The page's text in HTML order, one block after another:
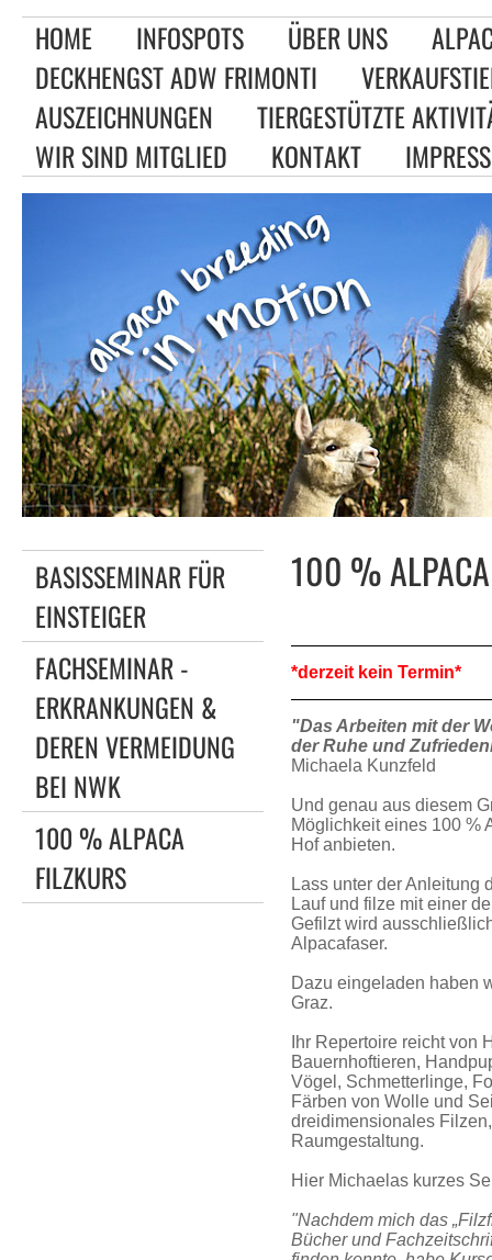
HOME INFOSPOTS ÜBER UNS
DECKHENGST ADW FRIMONTI
AUSZEICHNUNGEN
TIERGESTÜTZTE
WIR SIND MITGLIED
KONTAKT
BASISSEMINAR FÜR
EINSTEIGER
FACHSEMINAR -
ERKRANKUNGEN &
DEREN VERMEIDUNG
BEI NWK
100 % ALPACA
FILZKURS
100 %
*derzeit kein Termin*
"Das Arbeiten mit der
der Ruhe und
Michaela Kunzfeld
Und genau aus diesem
Möglichkeit eines 100 %
Hof anbieten.
Lass unter der Anleitung
Lauf und filze mit einer
Gefilzt wird
Alpacafaser.
Dazu eingeladen haben
Graz.
Ihr Repertoire reicht von
Bauernhoftieren,
Vögel, Schmetterlinge,
Färben von Wolle und
dreidimensionales
Raumgestaltung.
Hier Michaelas kurzes
"Nachdem mich das
Bücher und